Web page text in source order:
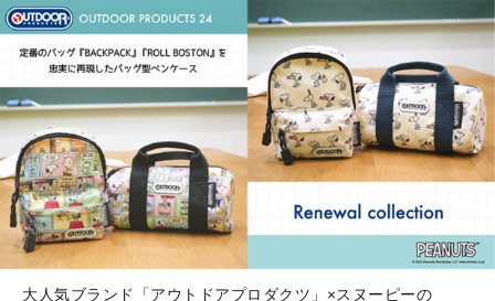
大人気ブランド「アウトドアプロダクツ」×スヌーピーの